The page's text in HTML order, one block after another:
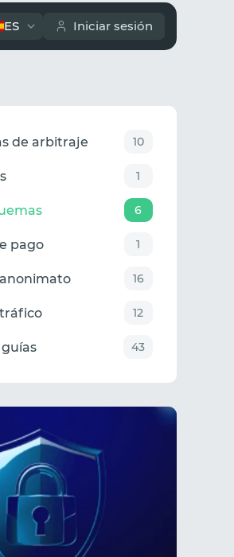
ES Iniciar sesión
de arbitraje 10
1
6
pago 1
16
12
43